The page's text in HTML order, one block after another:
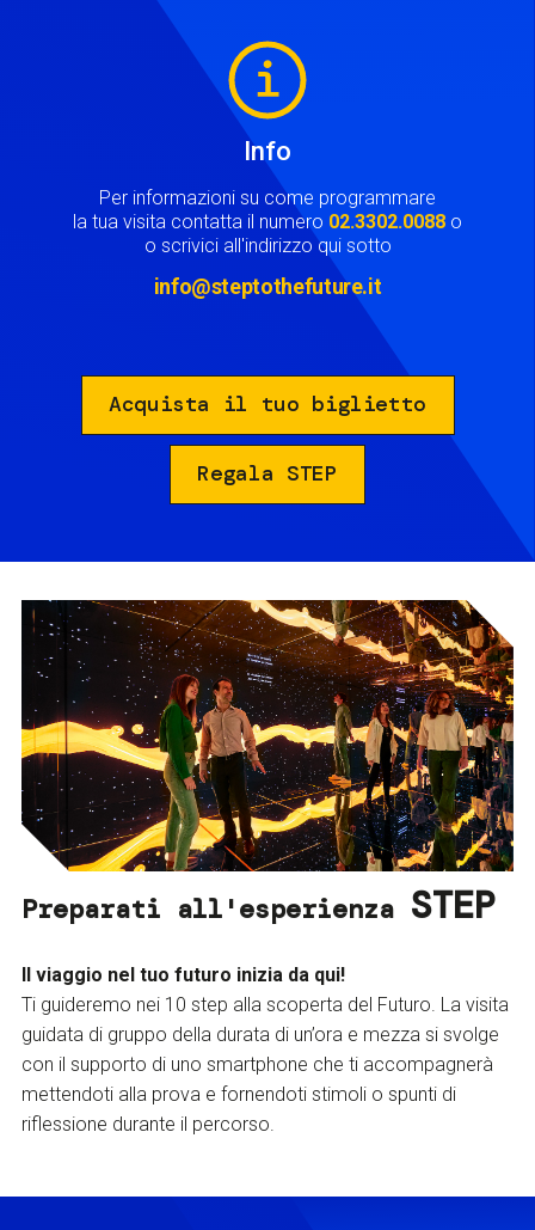
Info
Per informazioni su come programmare
la tua visita contatta il numero 02.3302.0088 o
o scrivici all'indirizzo qui sotto
info@steptothefuture.it
Acquista il tuo biglietto
Regala STEP
Preparati all'esperienza STEP
Il viaggio nel tuo futuro inizia da qui!
Ti guideremo nei 10 step alla scoperta del Futuro. La visita
guidata di gruppo della durata di un’ora e mezza si svolge
con il supporto di uno smartphone che ti accompagnerà
mettendoti alla prova e fornendoti stimoli o spunti di
riflessione durante il percorso.